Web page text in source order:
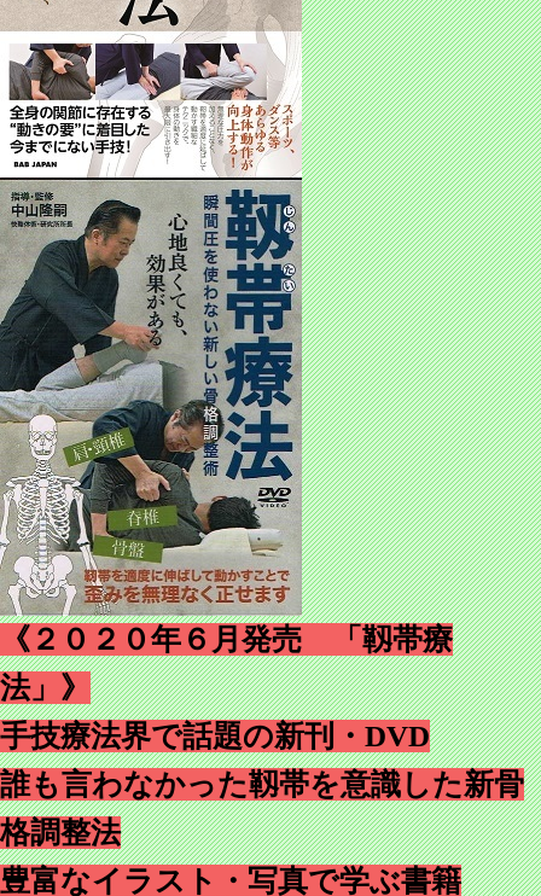
《２０２０年６月発売 「靱帯療
法」》
手技療法界で話題の新刊・DVD
誰も言わなかった靱帯を意識した新骨
格調整法
豊富なイラスト・写真で学ぶ書籍